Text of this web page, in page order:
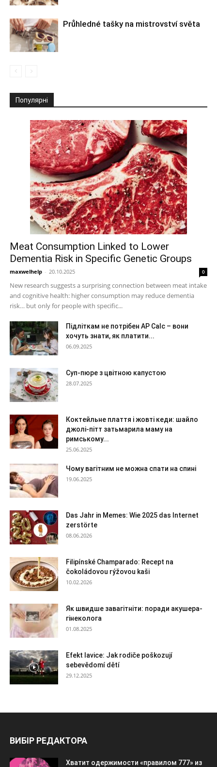
Průhledné tašky na mistrovství světa
Популярні
Meat Consumption Linked to Lower
Dementia Risk in Specific Genetic Groups
maxwelhelp - 20.10.2025 0
New research suggests a surprising connection between meat intake
and cognitive health: higher consumption may reduce dementia
risk… but only for people with specific...
Підліткам не потрібен AP Calc – вони
хочуть знати, як платити...
06.09.2025
Суп-пюре з цвітною капустою
28.07.2025
Коктейльне плаття і жовті кеди: шайло
джолі-пітт затьмарила маму на
римському...
25.06.2025
Чому вагітним не можна спати на спині
19.06.2025
Das Jahr in Memes: Wie 2025 das Internet
zerstörte
08.06.2026
Filipínské Champarado: Recept na
čokoládovou rýžovou kaši
10.02.2026
Як швидше завагітніти: поради акушера-
гінеколога
01.08.2025
Efekt lavice: Jak rodiče poškozují
sebevědomí dětí
29.12.2025
ВИБІР РЕДАКТОРА
Хватит одержимости «правилом 777» из